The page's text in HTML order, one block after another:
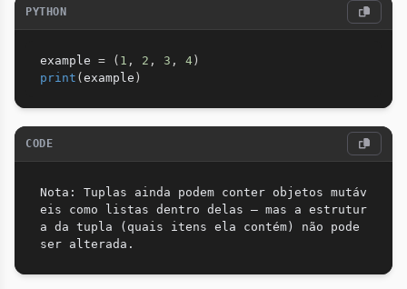
PYTHON
example = ( 1 , 2 , 3 , 4 )
print ( example )
CODE
Nota: Tuplas ainda podem conter objetos mutáv
eis como listas dentro delas — mas a estrutur
a da tupla (quais itens ela contém) não pode